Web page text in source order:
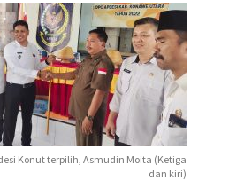
Konut terpilih, Asmudin Moita (Ketiga
dan kiri)